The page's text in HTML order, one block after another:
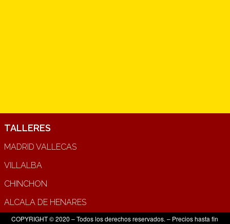
TALLERES
MADRID VALLECAS
VILLALBA
CHINCHON
ALCALA DE HENARES
COPYRIGHT © 2020 – Todos los derechos reservados. – Precios hasta fin